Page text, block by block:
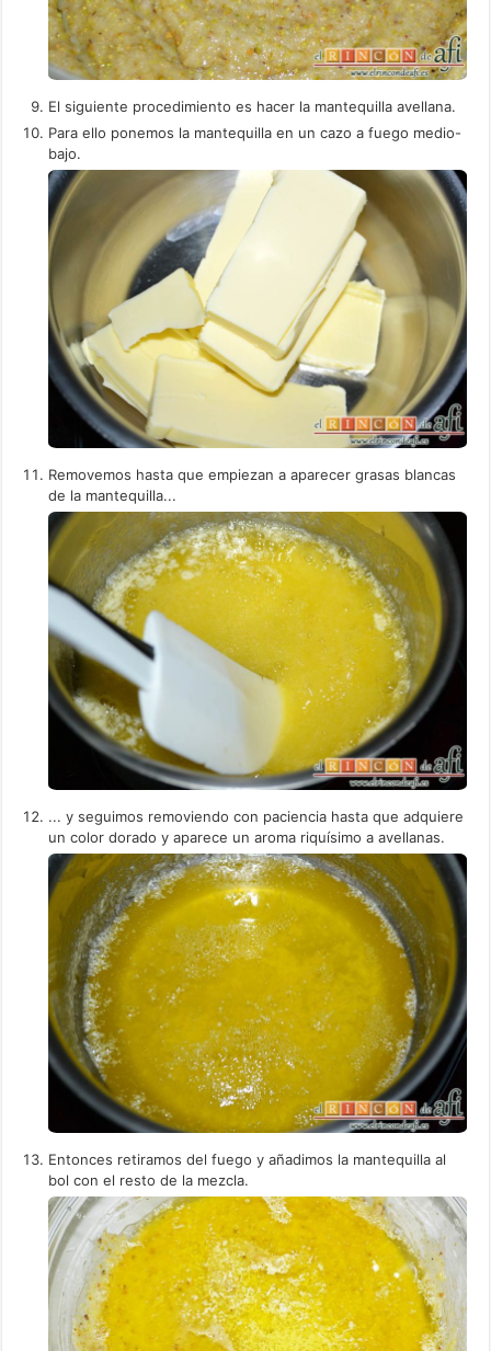
El siguiente procedimiento es hacer la mantequilla avellana.
Para ello ponemos la mantequilla en un cazo a fuego medio-
bajo.
Removemos hasta que empiezan a aparecer grasas blancas
de la mantequilla...
... y seguimos removiendo con paciencia hasta que adquiere
un color dorado y aparece un aroma riquísimo a avellanas.
Entonces retiramos del fuego y añadimos la mantequilla al
bol con el resto de la mezcla.